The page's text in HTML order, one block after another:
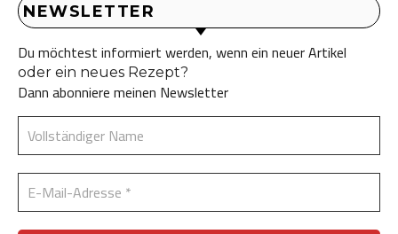
NEWSLETTER
Du möchtest informiert werden, wenn ein neuer Artikel
oder ein neues Rezept?
Dann abonniere meinen Newsletter